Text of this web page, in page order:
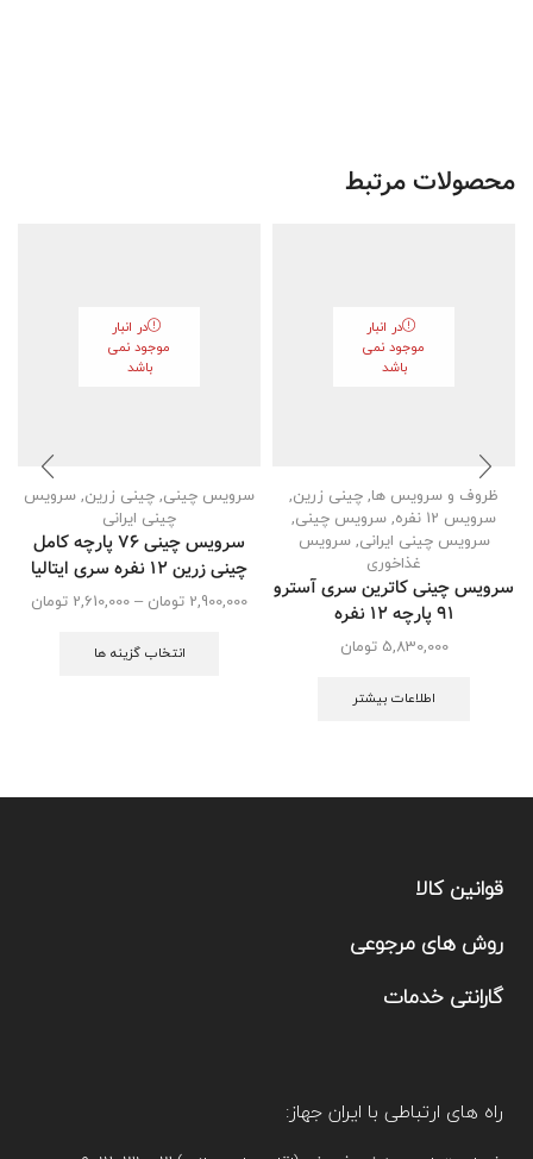
محصولات مرتبط
در انبار
موجود نمی
باشد
ظروف و سرویس ها, چینی زرین,
سرویس 12 نفره
, سرویس چینی,
سرویس چینی ایرانی,سرویس
غذاخوری
سرویس چینی کاترین سری آسترو
91 پارچه ۱۲ نفره
5,830,000 تومان
اطلاعات بیشتر
در انبار
موجود نمی
باشد
سرویس چینی, چینی زرین, سرویس
چینی ایرانی
سرویس چینی 76 پارچه کامل
چینی زرین 12 نفره سری ایتالیا
2,900,000 تومان –
2,610,000 تومان
انتخاب گزینه ها
قوانین کالا
روش های مرجوعی
گارانتی خدمات
راه های ارتباطی با ایران جهاز: